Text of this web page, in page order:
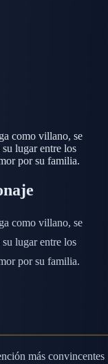
como villano, se
lugar entre los
por su familia.
como villano, se
lugar entre los
por su familia.
más convincentes